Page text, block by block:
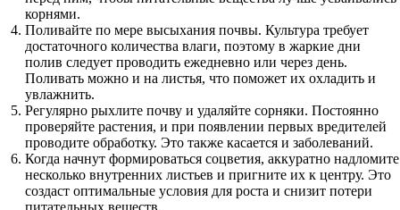
корнями.
Поливайте по мере высыхания почвы. Культура требует
достаточного количества влаги, поэтому в жаркие дни
полив следует проводить ежедневно или через день.
Поливать можно и на листья, что поможет их охладить и
увлажнить.
Регулярно рыхлите почву и удаляйте сорняки. Постоянно
проверяйте растения, и при появлении первых вредителей
проводите обработку. Это также касается и заболеваний.
Когда начнут формироваться соцветия, аккуратно надломите
несколько внутренних листьев и пригните их к центру. Это
создаст оптимальные условия для роста и снизит потери
питательных веществ.